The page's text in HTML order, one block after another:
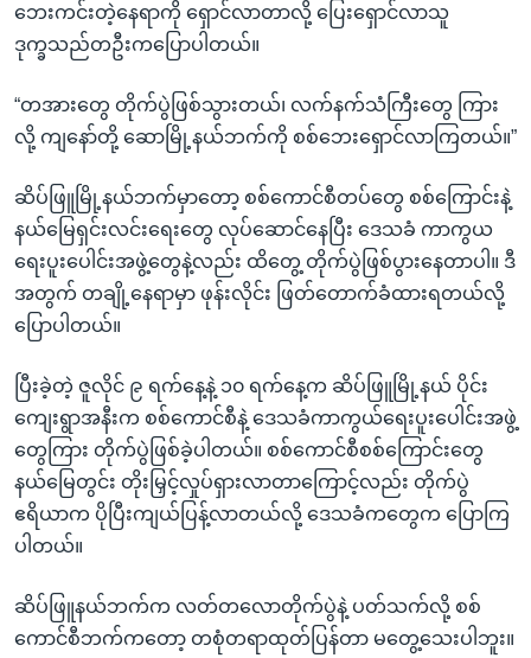
ဘေးကင်းတဲ့နေရာကို ရှောင်လာတာလို့ ပြေးရှောင်လာသူ
ဒုက္ခသည်တဦးကပြောပါတယ်။
“တအားတွေ တိုက်ပွဲဖြစ်သွားတယ်၊ လက်နက်သံကြီးတွေ ကြား
လို့ ကျနော်တို့ ဆောမြို့နယ်ဘက်ကို စစ်ဘေးရှောင်လာကြတယ်။”
ဆိပ်ဖြူမြို့နယ်ဘက်မှာတော့ စစ်ကောင်စီတပ်တွေ စစ်ကြောင်းနဲ့
နယ်မြေရှင်းလင်းရေးတွေ လုပ်ဆောင်နေပြီး ဒေသခံ ကာကွယ
ရေးပူးပေါင်းအဖွဲ့တွေနဲ့လည်း ထိတွေ့ တိုက်ပွဲဖြစ်ပွားနေတာပါ။ ဒီ
အတွက် တချို့နေရာမှာ ဖုန်းလိုင်း ဖြတ်တောက်ခံထားရတယ်လို့
ပြောပါတယ်။
ပြီးခဲ့တဲ့ ဇူလိုင် ၉ ရက်နေ့နဲ့ ၁၀ ရက်နေ့က ဆိပ်ဖြူမြို့နယ် ပိုင်း
ကျေးရွာအနီးက စစ်ကောင်စီနဲ့ ဒေသခံကာကွယ်ရေးပူးပေါင်းအဖွဲ့
တွေကြား တိုက်ပွဲဖြစ်ခဲ့ပါတယ်။ စစ်ကောင်စီစစ်ကြောင်းတွေ
နယ်မြေတွင်း တိုးမြှင့်လှုပ်ရှားလာတာကြောင့်လည်း တိုက်ပွဲ
ဧရိယာက ပိုပြီးကျယ်ပြန့်လာတယ်လို့ ဒေသခံကတွေက ပြောကြ
ပါတယ်။
ဆိပ်ဖြူနယ်ဘက်က လတ်တလောတိုက်ပွဲနဲ့ ပတ်သက်လို့ စစ်
ကောင်စီဘက်ကတော့ တစုံတရာထုတ်ပြန်တာ မတွေ့သေးပါဘူး။